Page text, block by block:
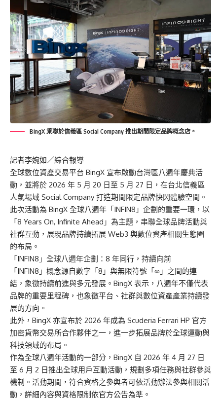
BingX 乘聯於信義區 Social Company 推出期間限定品牌概念店。
記者李婉如／綜合報導
全球數位資產交易平台 BingX 宣布啟動台灣區八週年慶典活
動，並將於 2026 年 5 月 20 日至 5 月 27 日，在台北信義區
人氣場域 Social Company 打造期間限定品牌快閃體驗空間。
此次活動為 BingX 全球八週年「INFIN8」企劃的重要一環，以
「8 Years On, Infinite Ahead」為主題，串聯全球品牌活動與
社群互動，展現品牌持續拓展 Web3 與數位資產相關生態圈
的布局。
「INFIN8」全球八週年企劃：8 年同行，持續向前
「INFIN8」概念源自數字「8」與無限符號「∞」之間的連
結，象徵持續前進與多元發展。BingX 表示，八週年不僅代表
品牌的重要里程碑，也象徵平台、社群與數位資產產業持續發
展的方向。
此外，BingX 亦宣布於 2026 年成為 Scuderia Ferrari HP 官方
加密貨幣交易所合作夥伴之一，進一步拓展品牌於全球運動與
科技領域的布局。
作為全球八週年活動的一部分，BingX 自 2026 年 4 月 27 日
至 6 月 2 日推出全球用戶互動活動，規劃多項任務與社群參與
機制。活動期間，符合資格之參與者可依活動辦法參與相關活
動，詳細內容與資格限制依官方公告為準。